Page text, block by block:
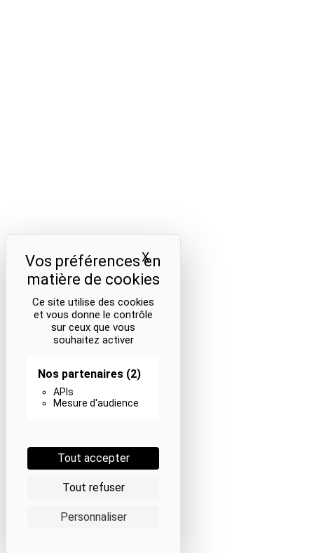
Ce site utilise des cookies
et vous donne le contrôle
sur ceux que vous
souhaitez activer
Nos partenaires (2)
APIs
Mesure d'audience
Tout accepter
Tout refuser
Personnaliser
XMasquer le bandeau des